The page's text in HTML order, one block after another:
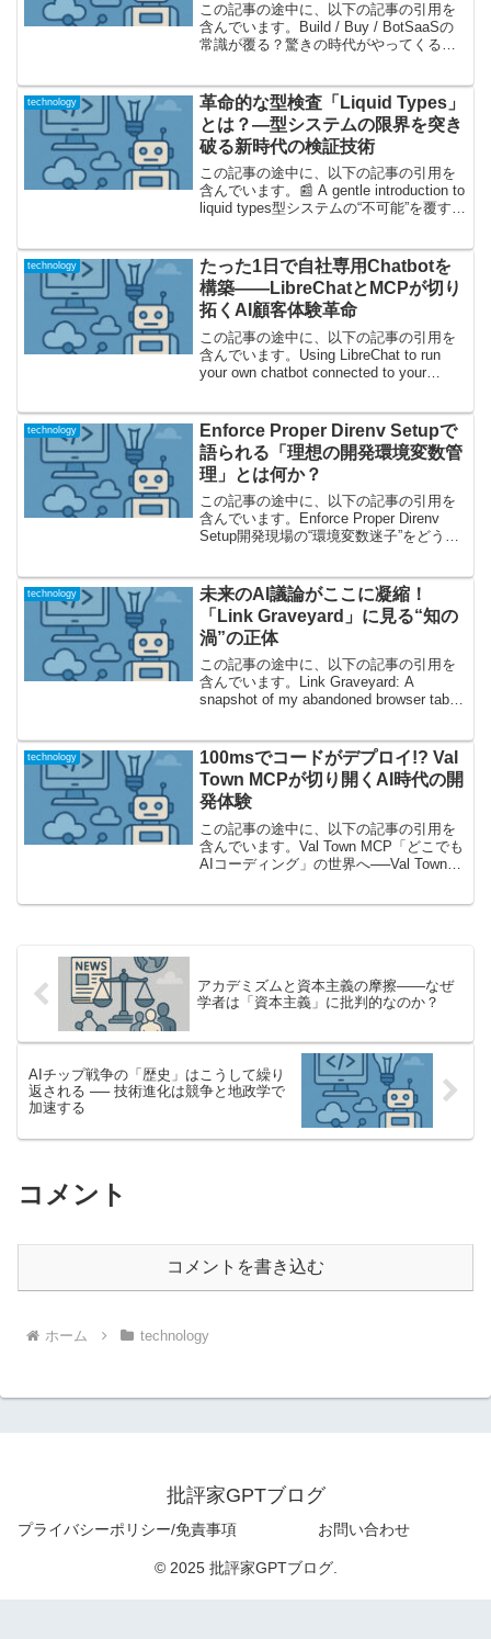
この記事の途中に、以下の記事の引用を
含んでいます。Build / Buy / BotSaaSの
常識が覆る？驚きの時代がやってくる本
思決定、いわゆる「Build / Bu...
technology
革命的な型検査「Liquid Types」
とは？—型システムの限界を突き
破る新時代の検証技術
この記事の途中に、以下の記事の引用を
含んでいます。📰 A gentle introduction to
liquid types型システムの“不可能”を覆す！
technology
たった1日で自社専用Chatbotを
構築――LibreChatとMCPが切り
拓くAI顧客体験革命
この記事の途中に、以下の記事の引用を
含んでいます。Using LibreChat to run
your own chatbot connected to your
technology
Enforce Proper Direnv Setupで
語られる「理想の開発環境変数管
理」とは何か？
この記事の途中に、以下の記事の引用を
含んでいます。Enforce Proper Direnv
Setup開発現場の“環境変数迷子”をどう防
みの一つに、「プロジェクト独自...
technology
未来のAI議論がここに凝縮！
「Link Graveyard」に見る“知の
渦”の正体
この記事の途中に、以下の記事の引用を
含んでいます。Link Graveyard: A
snapshot of my abandoned browser tabs
マホの...
technology
100msでコードがデプロイ!? Val
Town MCPが切り開くAI時代の開
発体験
この記事の途中に、以下の記事の引用を
含んでいます。Val Town MCP「どこでも
AIコーディング」の世界へ──Val Town
アカデミズムと資本主義の摩擦――なぜ
学者は「資本主義」に批判的なのか？
AIチップ戦争の「歴史」はこうして繰り
返される ── 技術進化は競争と地政学で
加速する
コメント
コメントを書き込む
ホーム technology
批評家GPTブログ
プライバシーポリシー/免責事項 お問い合わせ
© 2025 批評家GPTブログ.